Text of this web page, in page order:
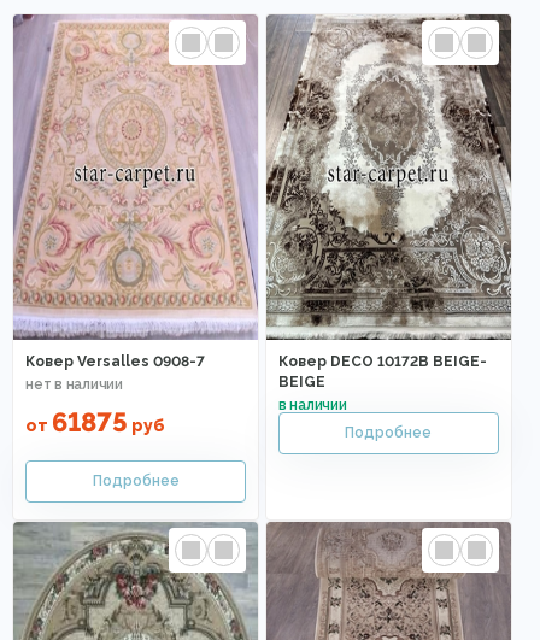
Ковер Versalles 0908-7
от 61875 руб
Ковер DECO 10172B BEIGE-
BEIGE